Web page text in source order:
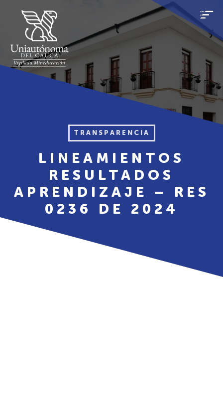
TRANSPARENCIA
LINEAMIENTOS
RESULTADOS
APRENDIZAJE – RES
0236 DE 2024